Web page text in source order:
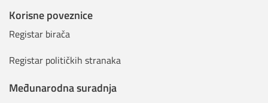
Korisne poveznice
Registar birača
Registar političkih stranaka
Međunarodna suradnja